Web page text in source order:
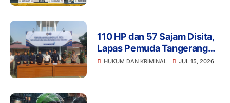
110 HP dan 57 Sajam Disita,
Lapas Pemuda Tangerang
Perketat Pengawasan
HUKUM DAN KRIMINAL JUL 15, 2026